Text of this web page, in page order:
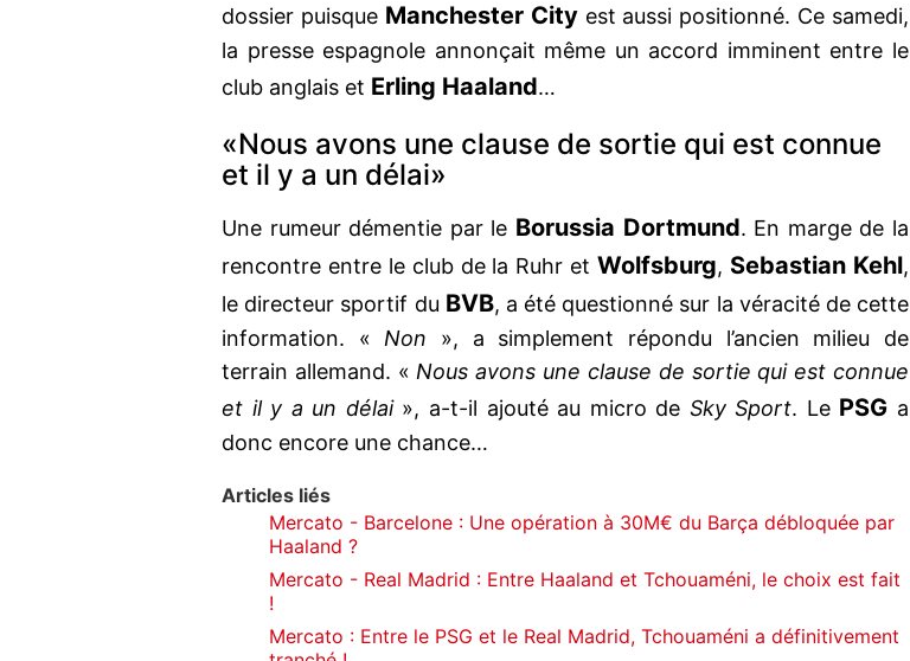
dossier puisque Manchester Cityest aussi positionné. Ce samedi,
la presse espagnole annonçait même un accord imminent entre le
club anglais et Erling Haaland…
«Nous avons une clause de sortie qui est connue
et il y a un délai»
Une rumeur démentie par le Borussia Dortmund. En marge de la
rencontre entre le club de la Ruhr etWolfsburg, Sebastian Kehl,
le directeur sportif du BVB, a été questionné sur la véracité de cette
information. «Non », a simplement répondu l’ancien milieu de
terrain allemand. «Nous avons une clause de sortie qui est connue
et il y a un délai », a-t-il ajouté au micro de Sky Sport. Le PSG a
donc encore une chance…
Articles liés
Mercato - Barcelone : Une opération à 30M€ du Barça débloquée par
Haaland ?
Mercato - Real Madrid : Entre Haaland et Tchouaméni, le choix est fait
!
Mercato : Entre le PSG et le Real Madrid, Tchouaméni a définitivement